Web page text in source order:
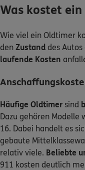
Was kostet
Wie viel ein Oldtimer
den Zustand des Autos
laufende Kosten
Häufige Oldtimer sind
Dazu gehören Modelle
16. Dabei handelt es
gebaute
relativ viele. Beliebte
911 kosten deutlich